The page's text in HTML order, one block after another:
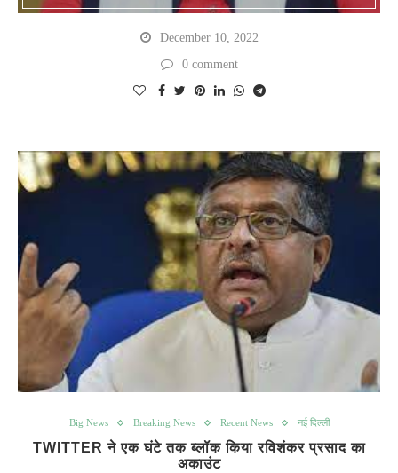
December 10, 2022
0 comment
Big News Breaking News Recent News नई दिल्ली
TWITTER ने एक घंटे तक ब्लॉक किया रविशंकर प्रसाद का
अकाउंट